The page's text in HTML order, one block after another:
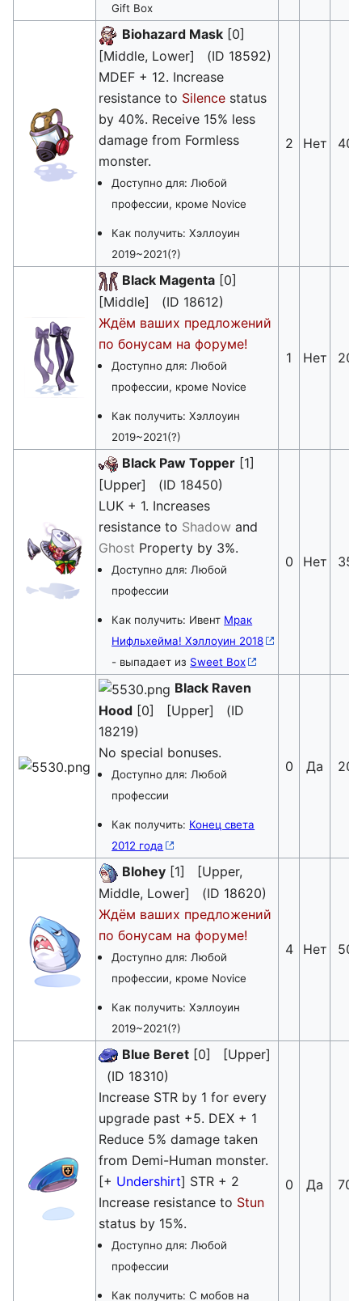
Gift Box
Biohazard Mask [0]
[Middle, Lower] (ID 18592)
MDEF + 12. Increase
resistance to Silence status
by 40%. Receive 15% less
damage from Formless
monster.
Доступно для: Любой
профессии, кроме Novice
Как получить: Хэллоуин
2019~2021(?)
2 Нет 40
Black Magenta [0]
[Middle] (ID 18612)
Ждём ваших предложений
по бонусам на форуме!
Доступно для: Любой
профессии, кроме Novice
Как получить: Хэллоуин
2019~2021(?)
1 Нет 20
Black Paw Topper [1]
[Upper] (ID 18450)
LUK + 1. Increases
resistance to Shadow and
Ghost Property by 3%.
Доступно для: Любой
профессии
Как получить: Ивент Мрак
Нифльхейма! Хэллоуин 2018
- выпадает из Sweet Box
0 Нет 35
Black Raven
Hood [0] [Upper] (ID
18219)
No special bonuses.
Доступно для: Любой
профессии
Как получить: Конец света
2012 года
0 Да 20
Blohey [1] [Upper,
Middle, Lower] (ID 18620)
Ждём ваших предложений
по бонусам на форуме!
Доступно для: Любой
профессии, кроме Novice
Как получить: Хэллоуин
2019~2021(?)
4 Нет 50
Blue Beret [0] [Upper]
(ID 18310)
Increase STR by 1 for every
upgrade past +5. DEX + 1
Reduce 5% damage taken
from Demi-Human monster.
[+ Undershirt] STR + 2
Increase resistance to Stun
status by 15%.
Доступно для: Любой
профессии
Как получить: С мобов на
0 Да 70